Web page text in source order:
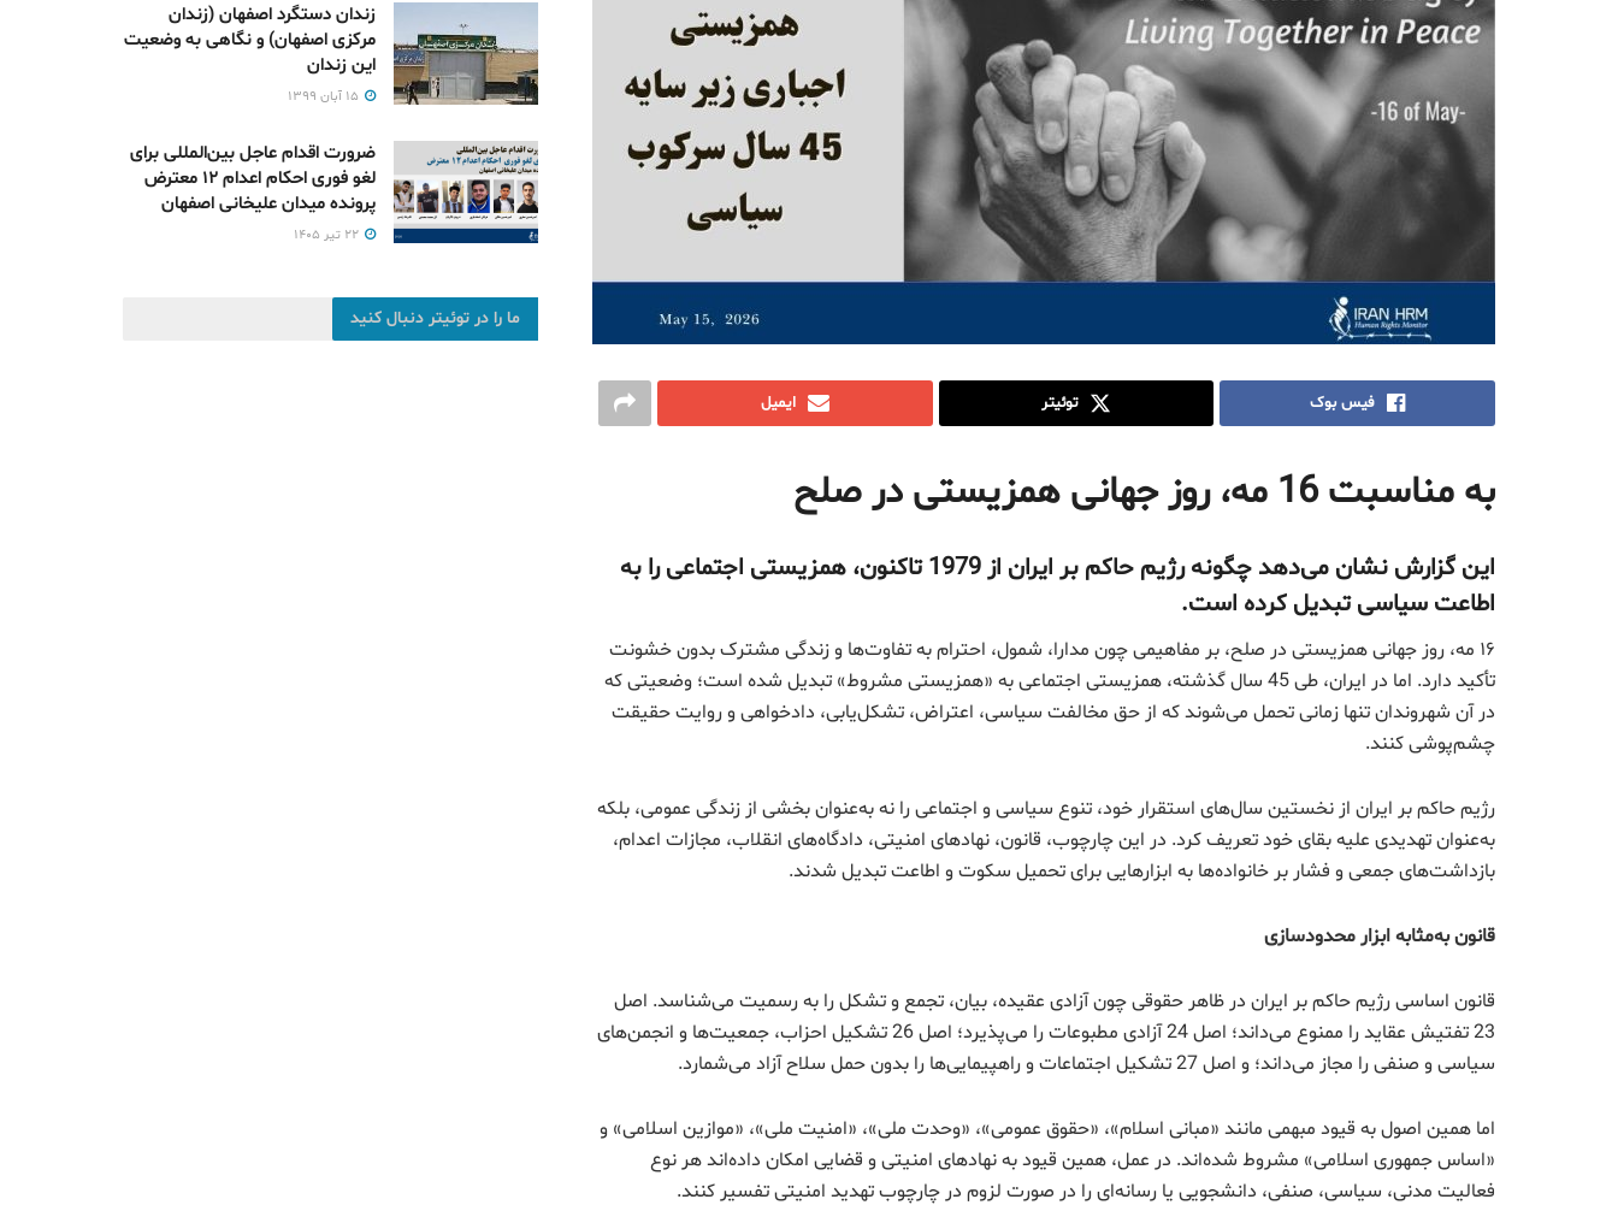
فیس بوک توئیتر ایمیل
به مناسبت 16 مه، روز جهانی همزیستی در صلح
این گزارش نشان می‌دهد چگونه رژیم حاکم بر ایران از 1979 تاکنون، همزیستی اجتماعی را به
اطاعت سیاسی تبدیل کرده است.
۱۶ مه، روز جهانی همزیستی در صلح، بر مفاهیمی چون مدارا، شمول، احترام به تفاوت‌ها و زندگی مشترک بدون خشونت
تأکید دارد. اما در ایران، طی 45 سال گذشته، همزیستی اجتماعی به «همزیستی مشروط» تبدیل شده است؛ وضعیتی که
در آن شهروندان تنها زمانی تحمل می‌شوند که از حق مخالفت سیاسی، اعتراض، تشکل‌یابی، دادخواهی و روایت حقیقت
چشم‌پوشی کنند.
رژیم حاکم بر ایران از نخستین سال‌های استقرار خود، تنوع سیاسی و اجتماعی را نه به‌عنوان بخشی از زندگی عمومی، بلکه
به‌عنوان تهدیدی علیه بقای خود تعریف کرد. در این چارچوب، قانون، نهادهای امنیتی، دادگاه‌های انقلاب، مجازات اعدام،
بازداشت‌های جمعی و فشار بر خانواده‌ها به ابزارهایی برای تحمیل سکوت و اطاعت تبدیل شدند.
قانون به‌مثابه ابزار محدودسازی
قانون اساسی رژیم حاکم بر ایران در ظاهر حقوقی چون آزادی عقیده، بیان، تجمع و تشکل را به رسمیت می‌شناسد. اصل
23 تفتیش عقاید را ممنوع می‌داند؛ اصل 24 آزادی مطبوعات را می‌پذیرد؛ اصل 26 تشکیل احزاب، جمعیت‌ها و انجمن‌های
سیاسی و صنفی را مجاز می‌داند؛ و اصل 27 تشکیل اجتماعات و راهپیمایی‌ها را بدون حمل سلاح آزاد می‌شمارد.
اما همین اصول به قیود مبهمی مانند «مبانی اسلام»، «حقوق عمومی»، «وحدت ملی»، «امنیت ملی»، «موازین اسلامی» و
«اساس جمهوری اسلامی» مشروط شده‌اند. در عمل، همین قیود به نهادهای امنیتی و قضایی امکان داده‌اند هر نوع
فعالیت مدنی، سیاسی، صنفی، دانشجویی یا رسانه‌ای را در صورت لزوم در چارچوب تهدید امنیتی تفسیر کنند.
زندان دستگرد اصفهان (زندان
مرکزی اصفهان) و نگاهی به وضعیت
این زندان
ضرورت اقدام عاجل بین‌المللی برای
لغو فوری احکام اعدام ۱۲ معترض
پرونده میدان علیخانی اصفهان
ما را در توئیتر دنبال کنید